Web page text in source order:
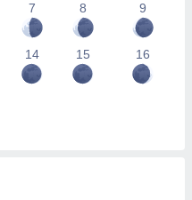
7 8 9
14 15 16